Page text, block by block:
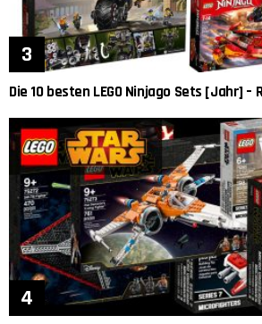
Die 10 besten LEGO Ninjago Sets [Jahr] –